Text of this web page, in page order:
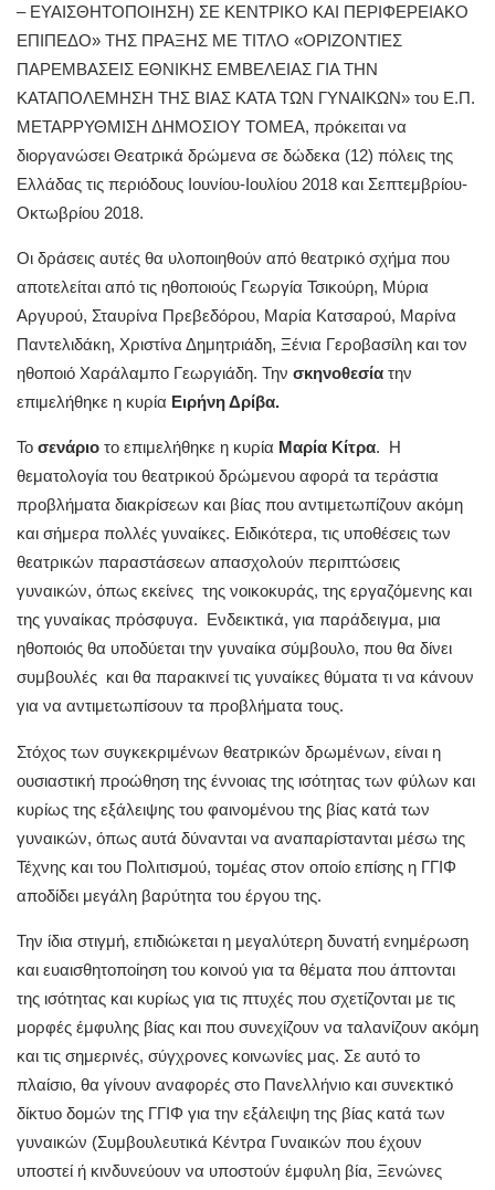
– ΕΥΑΙΣΘΗΤΟΠΟΙΗΣΗ) ΣΕ ΚΕΝΤΡΙΚΟ ΚΑΙ ΠΕΡΙΦΕΡΕΙΑΚΟ
ΕΠΙΠΕΔΟ» ΤΗΣ ΠΡΑΞΗΣ ΜΕ ΤΙΤΛΟ «ΟΡΙΖΟΝΤΙΕΣ
ΠΑΡΕΜΒΑΣΕΙΣ ΕΘΝΙΚΗΣ ΕΜΒΕΛΕΙΑΣ ΓΙΑ ΤΗΝ
ΚΑΤΑΠΟΛΕΜΗΣΗ ΤΗΣ ΒΙΑΣ ΚΑΤΑ ΤΩΝ ΓΥΝΑΙΚΩΝ» του Ε.Π.
ΜΕΤΑΡΡΥΘΜΙΣΗ ΔΗΜΟΣΙΟΥ ΤΟΜΕΑ, πρόκειται να
διοργανώσει Θεατρικά δρώμενα σε δώδεκα (12) πόλεις της
Ελλάδας τις περιόδους Ιουνίου-Ιουλίου 2018 και Σεπτεμβρίου-
Οκτωβρίου 2018.
Οι δράσεις αυτές θα υλοποιηθούν από θεατρικό σχήμα που
αποτελείται από τις ηθοποιούς Γεωργία Τσικούρη, Μύρια
Αργυρού, Σταυρίνα Πρεβεδόρου, Μαρία Κατσαρού, Μαρίνα
Παντελιδάκη, Χριστίνα Δημητριάδη, Ξένια Γεροβασίλη και τον
ηθοποιό Χαράλαμπο Γεωργιάδη. Την σκηνοθεσία την
επιμελήθηκε η κυρία Ειρήνη Δρίβα.
Το σενάριο το επιμελήθηκε η κυρία Μαρία Κίτρα. Η
θεματολογία του θεατρικού δρώμενου αφορά τα τεράστια
προβλήματα διακρίσεων και βίας που αντιμετωπίζουν ακόμη
και σήμερα πολλές γυναίκες. Ειδικότερα, τις υποθέσεις των
θεατρικών παραστάσεων απασχολούν περιπτώσεις
γυναικών, όπως εκείνες της νοικοκυράς, της εργαζόμενης και
της γυναίκας πρόσφυγα. Ενδεικτικά, για παράδειγμα, μια
ηθοποιός θα υποδύεται την γυναίκα σύμβουλο, που θα δίνει
συμβουλές και θα παρακινεί τις γυναίκες θύματα τι να κάνουν
για να αντιμετωπίσουν τα προβλήματα τους.
Στόχος των συγκεκριμένων θεατρικών δρωμένων, είναι η
ουσιαστική προώθηση της έννοιας της ισότητας των φύλων και
κυρίως της εξάλειψης του φαινομένου της βίας κατά των
γυναικών, όπως αυτά δύνανται να αναπαρίστανται μέσω της
Τέχνης και του Πολιτισμού, τομέας στον οποίο επίσης η ΓΓΙΦ
αποδίδει μεγάλη βαρύτητα του έργου της.
Την ίδια στιγμή, επιδιώκεται η μεγαλύτερη δυνατή ενημέρωση
και ευαισθητοποίηση του κοινού για τα θέματα που άπτονται
της ισότητας και κυρίως για τις πτυχές που σχετίζονται με τις
μορφές έμφυλης βίας και που συνεχίζουν να ταλανίζουν ακόμη
και τις σημερινές, σύγχρονες κοινωνίες μας. Σε αυτό το
πλαίσιο, θα γίνουν αναφορές στο Πανελλήνιο και συνεκτικό
δίκτυο δομών της ΓΓΙΦ για την εξάλειψη της βίας κατά των
γυναικών (Συμβουλευτικά Κέντρα Γυναικών που έχουν
υποστεί ή κινδυνεύουν να υποστούν έμφυλη βία, Ξενώνες